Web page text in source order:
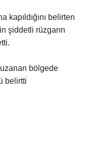
kapıldığını belirten
şiddetli rüzgarın
bölgede
belirtti